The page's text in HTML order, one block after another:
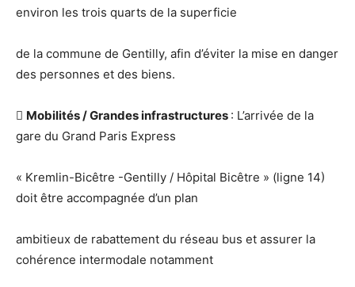
environ les trois quarts de la superficie
de la commune de Gentilly, afin d’éviter la mise en danger
des personnes et des biens.
 Mobilités / Grandes infrastructures : L’arrivée de la
gare du Grand Paris Express
« Kremlin-Bicêtre -Gentilly / Hôpital Bicêtre » (ligne 14)
doit être accompagnée d’un plan
ambitieux de rabattement du réseau bus et assurer la
cohérence intermodale notamment